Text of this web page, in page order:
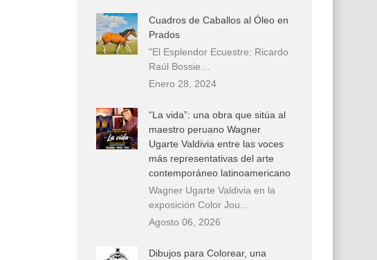
Cuadros de Caballos al Óleo en
Prados
"El Esplendor Ecuestre: Ricardo
Raúl Bossie…
Enero 28, 2024
“La vida”: una obra que sitúa al
maestro peruano Wagner
Ugarte Valdivia entre las voces
más representativas del arte
contemporáneo latinoamericano
Wagner Ugarte Valdivia en la
exposición Color Jou…
Agosto 06, 2026
Dibujos para Colorear, una